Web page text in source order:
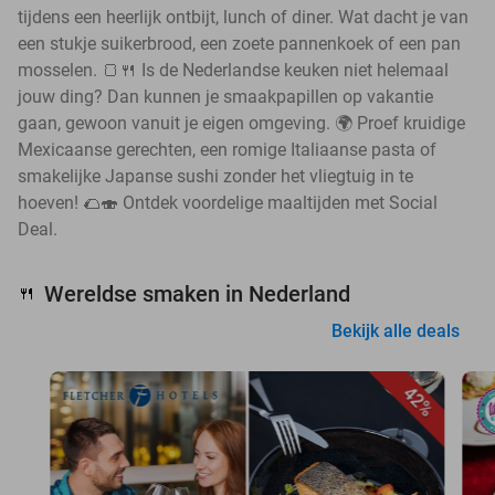
tijdens een heerlijk ontbijt, lunch of diner. Wat dacht je van
een stukje suikerbrood, een zoete pannenkoek of een pan
mosselen. 🍞🍴 Is de Nederlandse keuken niet helemaal
jouw ding? Dan kunnen je smaakpapillen op vakantie
gaan, gewoon vanuit je eigen omgeving. 🌍 Proef kruidige
Mexicaanse gerechten, een romige Italiaanse pasta of
smakelijke Japanse sushi zonder het vliegtuig in te
hoeven! 🌮🍣 Ontdek voordelige maaltijden met Social
Deal.
🍴 Wereldse smaken in Nederland
Bekijk alle deals
42%